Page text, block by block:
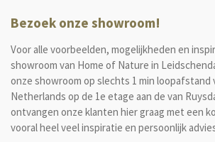
Bezoek onze showroom!
Voor alle voorbeelden, mogelijkheden en
showroom van Home of Nature in
onze showroom op slechts 1 min loopafstand
Netherlands op de 1e etage aan de van
ontvangen onze klanten hiergraag met een
vooral heel veel inspiratie en persoonlijk